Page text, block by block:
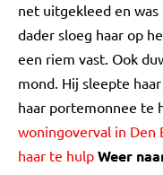
net uitgekleed en
dader sloeg haar op
een riem vast. Ook
mond. Hij sleepte
haar portemonnee te
woningoverval in Den
haar te hulp Weer